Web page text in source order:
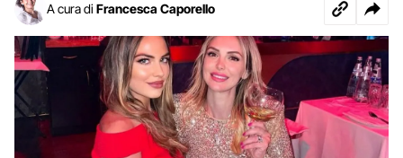
A cura di Francesca Caporello